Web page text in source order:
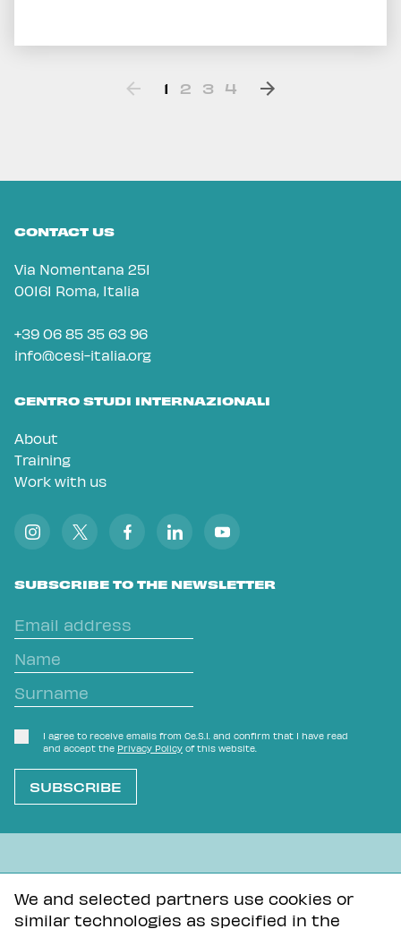
We and selected partners use cookies or
similar technologies as specified in the
1 2 3 4
CONTACT US
Via Nomentana 251
00161 Roma, Italia
+39 06 85 35 63 96
info@cesi-italia.org
CENTRO STUDI INTERNAZIONALI
About
Training
Work with us
SUBSCRIBE TO THE NEWSLETTER
I agree to receive emails from Ce.S.I. and confirm that I have read
and accept the Privacy Policy of this website.
Privacy Policy